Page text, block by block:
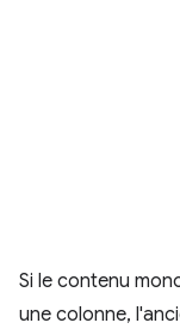
Si le contenu
une colonne,